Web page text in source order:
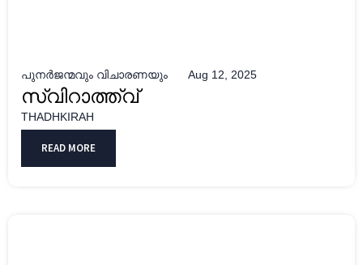
പുനർജന്മവും വിചാരണയും Aug 12, 2025
സ്വിറാത്ത്വ്
THADHKIRAH
READ MORE